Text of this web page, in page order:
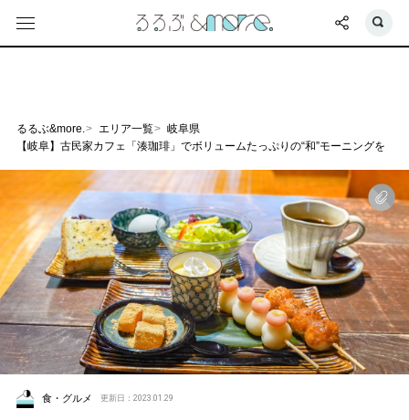
るるぶ&more. エリア一覧
岐阜県
【岐阜】古民家カフェ「湊珈琲」でボリュームたっぷりの“和”モーニングを
食・グルメ 更新日：2023.01.29